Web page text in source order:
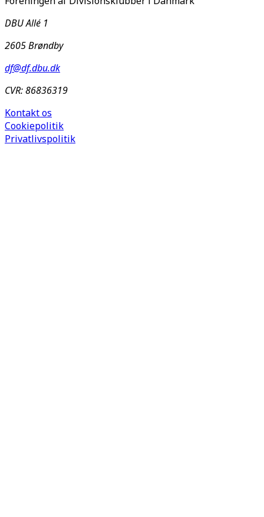
DBU Allé 1
2605 Brøndby
df@df.dbu.dk
CVR: 86836319
Kontakt os
Cookiepolitik
Privatlivspolitik